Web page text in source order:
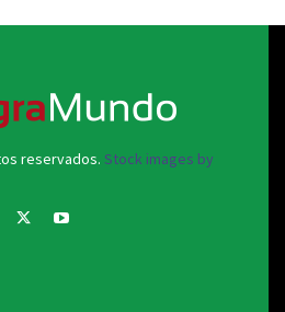
reservados. Stock images by